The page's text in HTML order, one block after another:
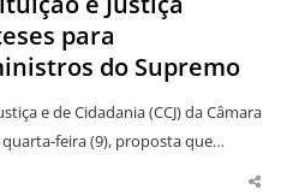
para
do Supremo
e de Cidadania (CCJ) da Câmara
feira (9), proposta que…